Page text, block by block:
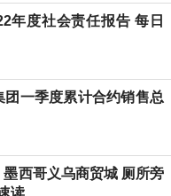
年度社会责任报告 每日
团一季度累计合约销售总
墨西哥义乌商贸城 厕所旁